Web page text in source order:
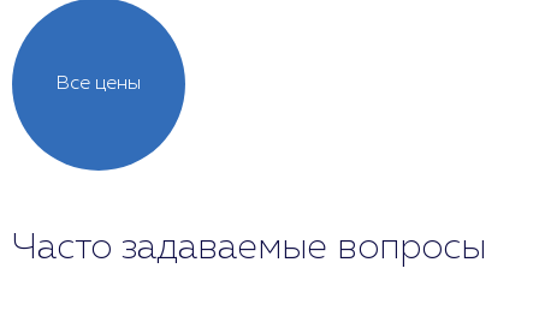
Все цены
Часто задаваемые вопросы